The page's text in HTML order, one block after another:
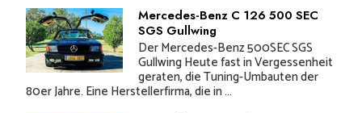
Mercedes-Benz C 126 500 SEC
SGS Gullwing
Der Mercedes-Benz 500SEC SGS
Gullwing Heute fast in Vergessenheit
geraten, die Tuning-Umbauten der
80er Jahre. Eine Herstellerfirma, die in ...